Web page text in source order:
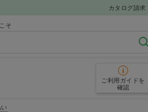
カタログ請求
そ
検索
ご利用ガイド を
確認